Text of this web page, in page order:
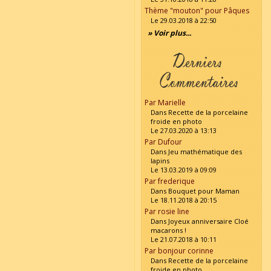
Thème "mouton" pour Pâques
Le 29.03.2018 à 22:50
» Voir plus...
Par Marielle
Dans Recette de la porcelaine
froide en photo
Le 27.03.2020 à 13:13
Par Dufour
Dans Jeu mathématique des
lapins
Le 13.03.2019 à 09:09
Par frederique
Dans Bouquet pour Maman
Le 18.11.2018 à 20:15
Par rosie line
Dans Joyeux anniversaire Cloé
macarons !
Le 21.07.2018 à 10:11
Par bonjour corinne
Dans Recette de la porcelaine